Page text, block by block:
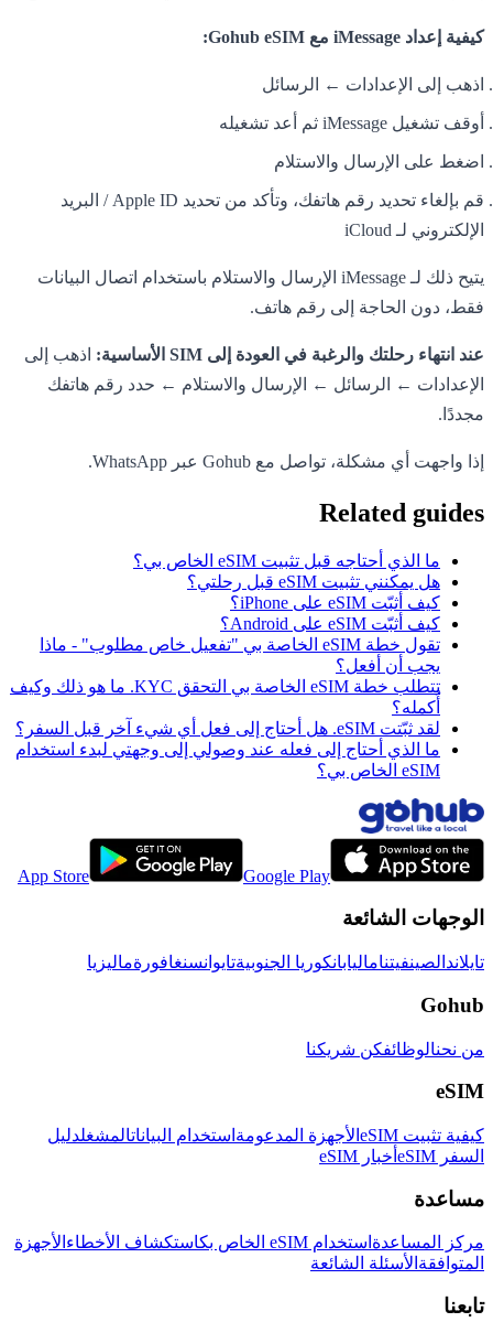
كيفية إعداد iMessage مع Gohub eSIM:
اذهب إلى الإعدادات ← الرسائل
أوقف تشغيل iMessage ثم أعد تشغيله
اضغط على الإرسال والاستلام
قم بإلغاء تحديد رقم هاتفك، وتأكد من تحديد Apple ID / البريد
الإلكتروني لـ iCloud
يتيح ذلك لـ iMessage الإرسال والاستلام باستخدام اتصال البيانات
فقط، دون الحاجة إلى رقم هاتف.
عند انتهاء رحلتك والرغبة في العودة إلى SIM الأساسية:
اذهب إلى
الإعدادات ← الرسائل ← الإرسال والاستلام ← حدد رقم هاتفك
مجددًا.
إذا واجهت أي مشكلة، تواصل مع Gohub عبر WhatsApp.
Related guides
ما الذي أحتاجه قبل تثبيت eSIM الخاص بي؟
هل يمكنني تثبيت eSIM قبل رحلتي؟
كيف أثبّت eSIM على iPhone؟
كيف أثبّت eSIM على Android؟
تقول خطة eSIM الخاصة بي "تفعيل خاص مطلوب" - ماذا
يجب أن أفعل؟
تتطلب خطة eSIM الخاصة بي التحقق KYC. ما هو ذلك وكيف
أُكمله؟
لقد ثبّتت eSIM. هل أحتاج إلى فعل أي شيء آخر قبل السفر؟
ما الذي أحتاج إلى فعله عند وصولي إلى وجهتي لبدء استخدام
eSIM الخاص بي؟
App Store Google Play
الوجهات الشائعة
تايلاند الصينفيتناماليابانكوريا الجنوبيةتايوانسنغافورةماليزيا
Gohub
من نحنالوظائفكن شريكنا
eSIM
كيفية تثبيت eSIM الأجهزة المدعومة استخدام البياناتالمشغلدليل
السفر eSIM
أخبار eSIM
مساعدة
مركز المساعدة استخدام eSIM الخاص بك استكشاف الأخطاء الأجهزة
المتوافقة الأسئلة الشائعة
تابعنا